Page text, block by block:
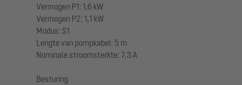
Vermogen P1: 1,6 kW
Vermogen P2: 1,1 kW
Modus: S1
Lengte van pompkabel: 5 m
Nominale stroomsterkte: 7,3 A
Besturing